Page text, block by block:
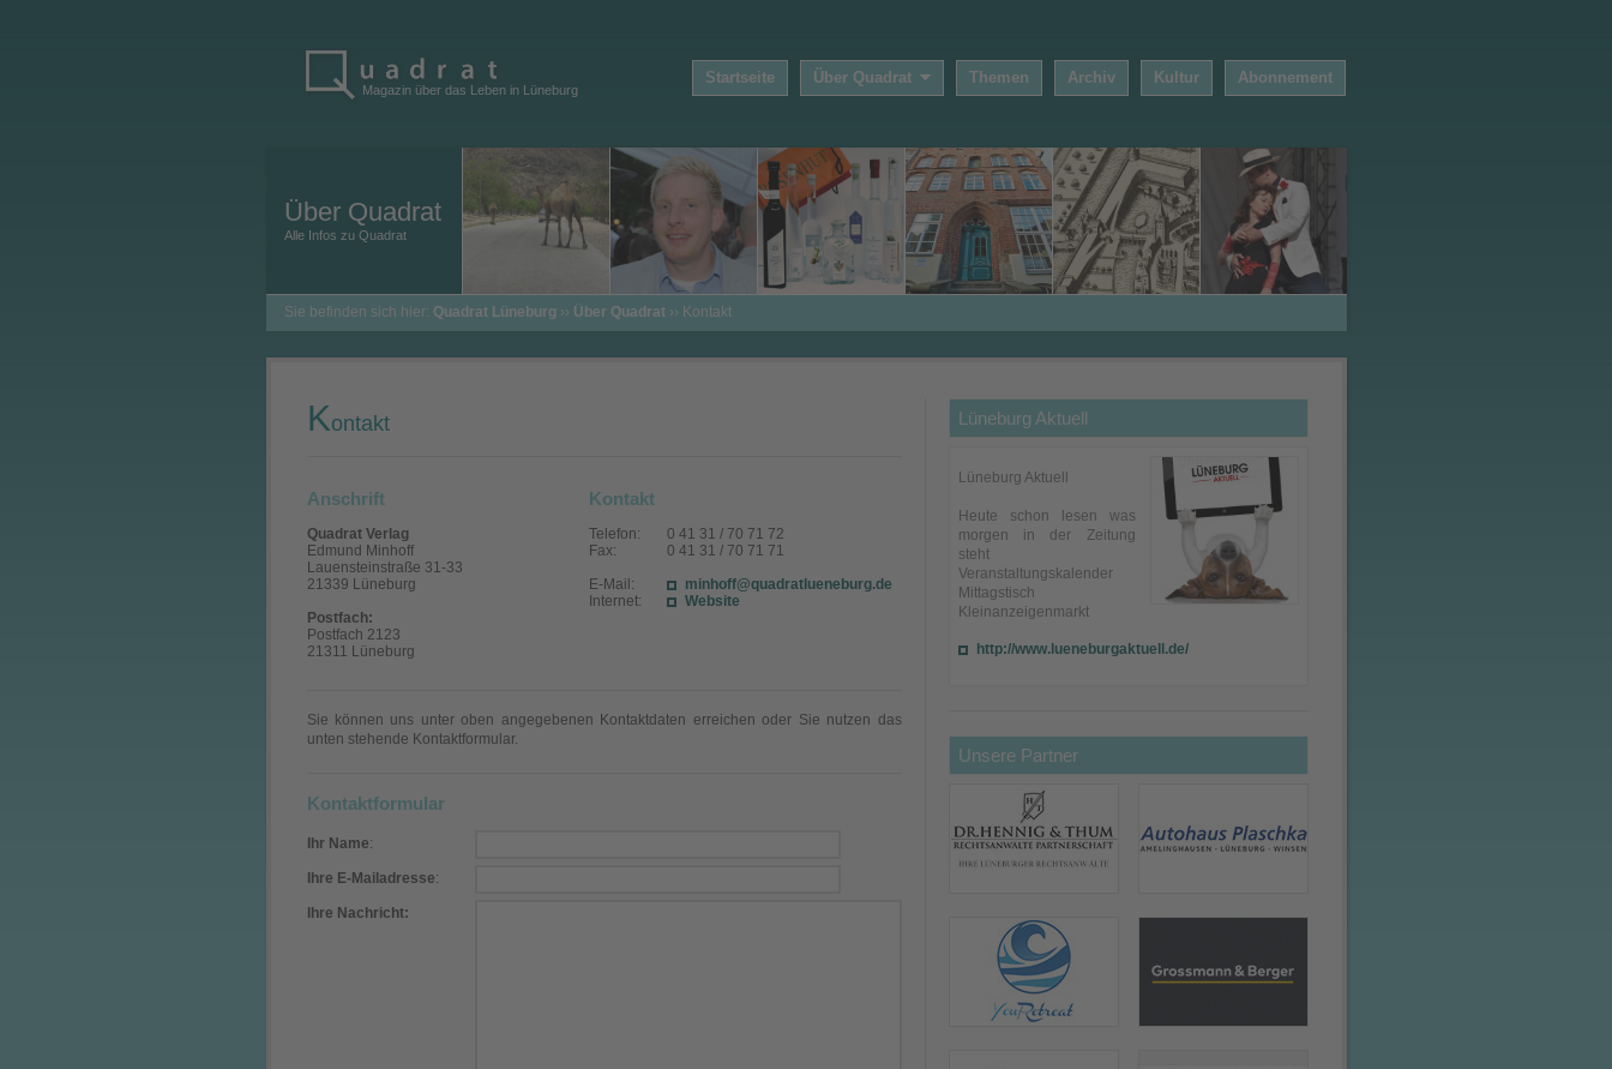
Magazin über das Leben in Lüneburg
Startseite Über Quadrat Themen Archiv Kultur Abonnement
Über Quadrat
Alle Infos zu Quadrat
Sie befinden sich hier: Quadrat Lüneburg ›› Über Quadrat›› Kontakt
Kontakt
Anschrift
Quadrat Verlag
Edmund Minhoff
Lauensteinstraße 31-33
21339 Lüneburg
Postfach:
Postfach 2123
21311 Lüneburg
Kontakt
Telefon:
Fax:
E-Mail:
Internet:
0 41 31 / 70 71 72
0 41 31 / 70 71 71
minhoff@quadratlueneburg.de
Website
Sie können uns unter oben angegebenen Kontaktdaten erreichen oder Sie nutzen das
unten stehende Kontaktformular.
Kontaktformular
Ihr Name:
Ihre E-Mailadresse:
Ihre Nachricht:
Lüneburg Aktuell
Lüneburg Aktuell
Heute schon lesen was
morgen in der Zeitung
steht
Veranstaltungskalender
Mittagstisch
Kleinanzeigenmarkt
http://www.lueneburgaktuell.de/
Unsere Partner